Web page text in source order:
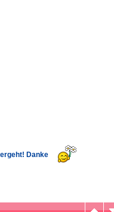
Danke